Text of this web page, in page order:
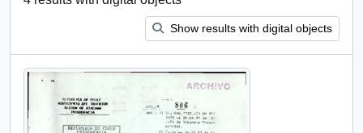
Show results with digital objects